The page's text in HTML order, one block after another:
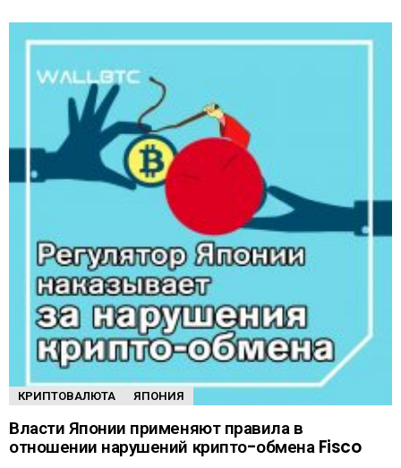
КРИПТОВАЛЮТА ЯПОНИЯ
Власти Японии применяют правила в
отношении нарушений крипто-обмена Fisco